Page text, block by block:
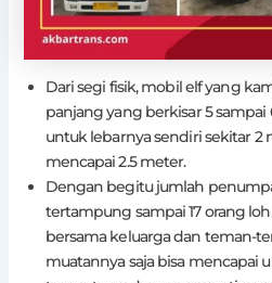
Dari segi fisik, mobil elf yang
panjang yang berkisar 5
untuk lebarnya sendiri sekitar
mencapai 2.5 meter.
Dengan begitu jumlah
tertampung sampai 17 orang
bersama keluarga dan teman-
muatannya saja bisa mencapai